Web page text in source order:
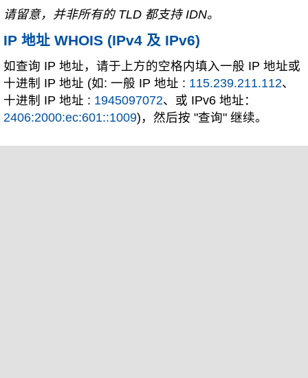
请留意，并非所有的 TLD 都支持 IDN。
IP 地址 WHOIS (IPv4 及 IPv6)
如查询 IP 地址，请于上方的空格内填入一般 IP 地址或
十进制 IP 地址 (如: 一般 IP 地址 : 115.239.211.112、
十进制 IP 地址 : 1945097072、或 IPv6 地址：
2406:2000:ec:601::1009)，然后按 "查询" 继续。